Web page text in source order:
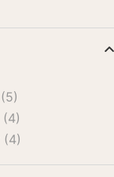
(5)
(4)
(4)